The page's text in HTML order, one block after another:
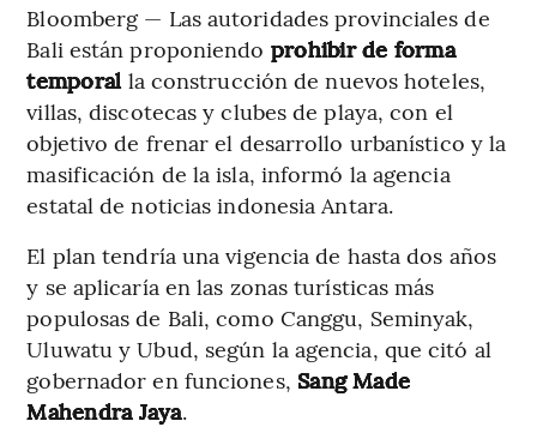
Bloomberg — Las autoridades provinciales de
Bali están proponiendo prohibir de forma
temporal la construcción de nuevos hoteles,
villas, discotecas y clubes de playa, con el
objetivo de frenar el desarrollo urbanístico y la
masificación de la isla, informó la agencia
estatal de noticias indonesia Antara.
El plan tendría una vigencia de hasta dos años
y se aplicaría en las zonas turísticas más
populosas de Bali, como Canggu, Seminyak,
Uluwatu y Ubud, según la agencia, que citó al
gobernador en funciones, Sang Made
Mahendra Jaya.